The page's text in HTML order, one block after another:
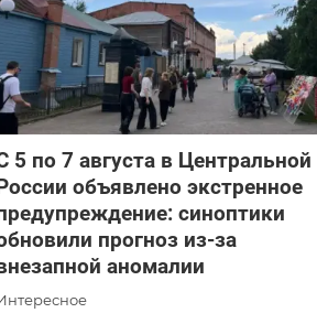
5 по 7 августа в Центральной
объявлено экстренное
синоптики
прогноз из-за
аномалии